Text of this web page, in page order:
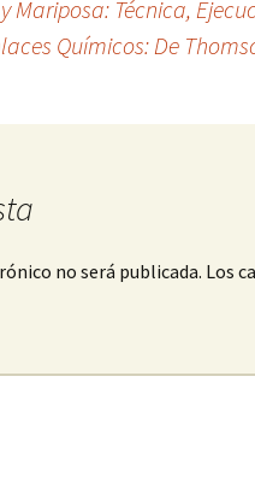
Mariposa: Técnica,
Químicos: De
no será publicada. Los